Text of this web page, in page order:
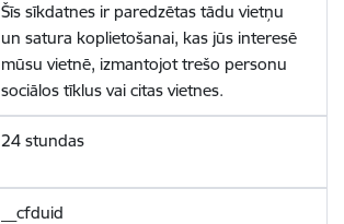
Šīs sīkdatnes ir paredzētas tādu vietņu
un satura koplietošanai, kas jūs interesē
mūsu vietnē, izmantojot trešo personu
sociālos tīklus vai citas vietnes.
24 stundas
__cfduid